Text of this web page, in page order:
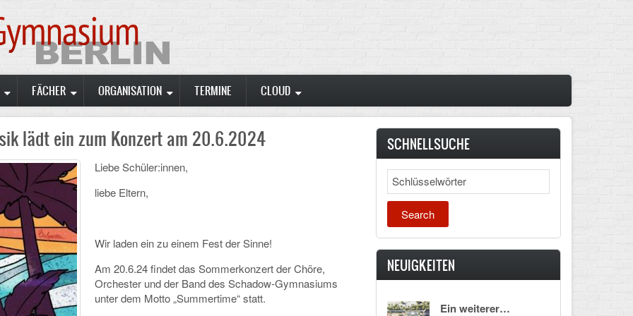
FÄCHER ORGANISATION TERMINE CLOUD
lädt ein zum Konzert am 20.6.2024
Liebe Schüler:innen,
liebe Eltern,
Wir laden ein zu einem Fest der Sinne!
Am 20.6.24 findet das Sommerkonzert der Chöre,
Orchester und der Band des Schadow-Gymnasiums
unter dem Motto „Summertime“ statt.
SCHNELLSUCHE
Search
NEUIGKEITEN
Ein weiterer…